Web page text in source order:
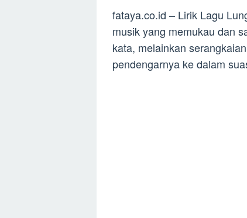
fataya.co.id – Lirik Lagu
musik yang memukau dan
kata, melainkan
pendengarnya ke dalam